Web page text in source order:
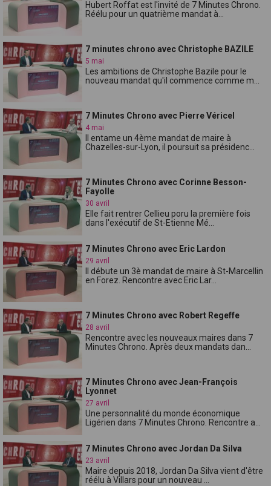
Hubert Roffat est l'invité de 7 Minutes Chrono.
Réélu pour un quatrième mandat à...
7 minutes chrono avec Christophe BAZILE
5 mai
Les ambitions de Christophe Bazile pour le
nouveau mandat qu'il commence comme m...
7 Minutes Chrono avec Pierre Véricel
4 mai
Il entame un 4ème mandat de maire à
Chazelles-sur-Lyon, il poursuit sa présidenc...
7 Minutes Chrono avec Corinne Besson-
Fayolle
30 avril
Elle fait rentrer Cellieu poru la première fois
dans l'exécutif de St-Etienne Mé...
7 Minutes Chrono avec Eric Lardon
29 avril
Il débute un 3è mandat de maire à St-Marcellin
en Forez. Rencontre avec Eric Lar...
7 Minutes Chrono avec Robert Regeffe
28 avril
Rencontre avec les nouveaux maires dans 7
Minutes Chrono. Après deux mandats dan...
7 Minutes Chrono avec Jean-François
Lyonnet
27 avril
Une personnalité du monde économique
Ligérien dans 7 Minutes Chrono. Rencontre a...
7 Minutes Chrono avec Jordan Da Silva
23 avril
Maire depuis 2018, Jordan Da Silva vient d'être
réélu à Villars pour un nouveau ...